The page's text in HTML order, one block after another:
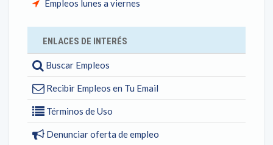
Empleos lunes a viernes
ENLACES DE INTERÉS
Buscar Empleos
Recibir Empleos en Tu Email
Términos de Uso
Denunciar oferta de empleo